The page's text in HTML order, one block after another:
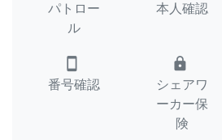
パトロー
ル
本人確認
smartphone
番号確認
lock
シェアワ
ーカー保
険